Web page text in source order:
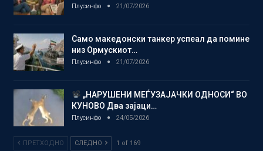
Плусинфо 21/07/2026
Само македонски танкер успеал да помине
низ Ормускиот…
Плусинфо 21/07/2026
„НАРУШЕНИ МЕЃУЗАЈАЧКИ ОДНОСИ“ ВО
КУНОВО Два зајаци…
Плусинфо 24/05/2026
ПРЕТХОДНО СЛЕДНО 1 of 169